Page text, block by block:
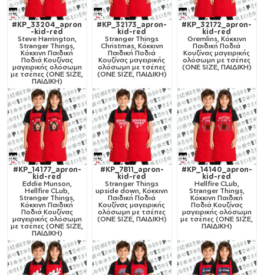
#KP_33204_apron
-kid-red
Steve Harrington,
Stranger Things,
Κόκκινη Παιδική
Ποδιά Κουζίνας
μαγειρικής ολόσωμη
με τσέπες (ONE SIZE,
ΠΑΙΔΙΚΗ)
#KP_32173_apron-
kid-red
Stranger Things
Christmas, Κόκκινη
Παιδική Ποδιά
Κουζίνας μαγειρικής
ολόσωμη με τσέπες
(ONE SIZE, ΠΑΙΔΙΚΗ)
#KP_32172_apron-
kid-red
Gremlins, Κόκκινη
Παιδική Ποδιά
Κουζίνας μαγειρικής
ολόσωμη με τσέπες
(ONE SIZE, ΠΑΙΔΙΚΗ)
#KP_14177_apron-
kid-red
Eddie Munson,
Hellfire CLub,
Stranger Things,
Κόκκινη Παιδική
Ποδιά Κουζίνας
μαγειρικής ολόσωμη
με τσέπες (ONE SIZE,
ΠΑΙΔΙΚΗ)
#KP_7811_apron-
kid-red
Stranger Things
upside down, Κόκκινη
Παιδική Ποδιά
Κουζίνας μαγειρικής
ολόσωμη με τσέπες
(ONE SIZE, ΠΑΙΔΙΚΗ)
#KP_14140_apron-
kid-red
Hellfire CLub,
Stranger Things,
Κόκκινη Παιδική
Ποδιά Κουζίνας
μαγειρικής ολόσωμη
με τσέπες (ONE SIZE,
ΠΑΙΔΙΚΗ)